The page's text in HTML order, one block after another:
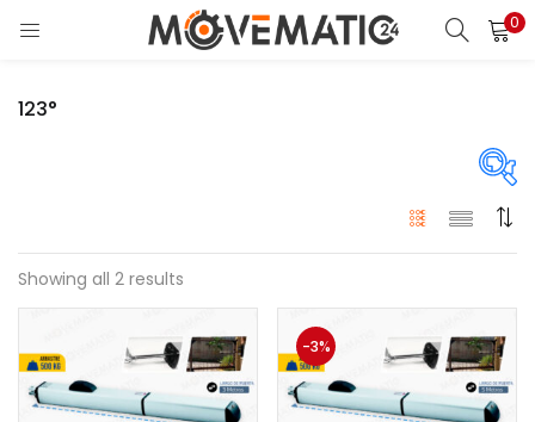
0
123°
Price
Precio:
En stock
Showing all 2 results
-3%
LOGIN
Enter your username and password to login.
Remember me
Login
Lost password?